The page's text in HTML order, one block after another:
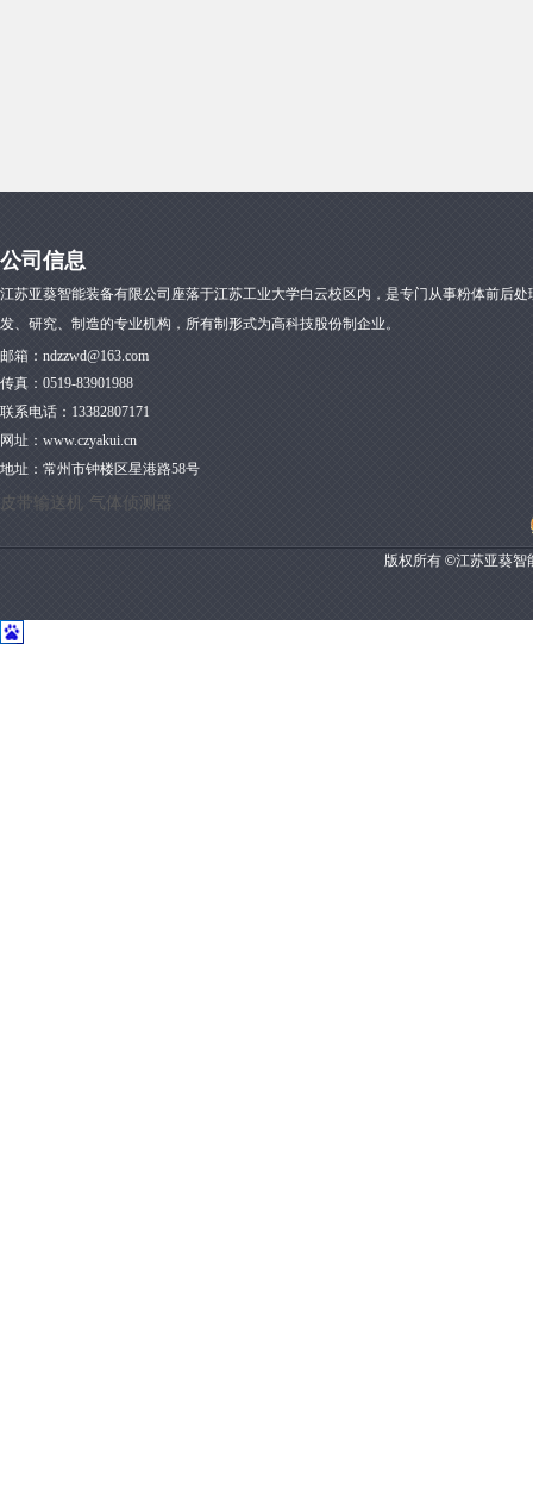
皮带输送机 气体侦测器
版权所有 ©江苏亚葵智
邮箱： ndzzwd@163.com
传真： 0519-83901988
联系电话：13382807171
网址： www.czyakui.cn
地址： 常州市钟楼区星港路58号
江苏亚葵智能装备有限公司座落于江苏工业大学白云校区内，是专门从事粉体前后处
发、研究、制造的专业机构，所有制形式为高科技股份制企业。
公司信息